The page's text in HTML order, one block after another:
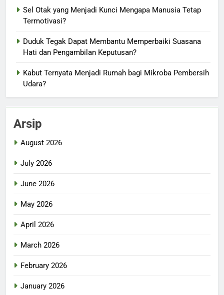
Sel Otak yang Menjadi Kunci Mengapa Manusia Tetap
Termotivasi?
Duduk Tegak Dapat Membantu Memperbaiki Suasana
Hati dan Pengambilan Keputusan?
Kabut Ternyata Menjadi Rumah bagi Mikroba Pembersih
Udara?
Arsip
August 2026
July 2026
June 2026
May 2026
April 2026
March 2026
February 2026
January 2026